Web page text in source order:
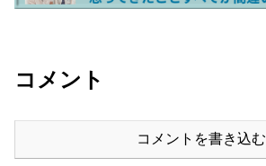
コメント
コメントを書き込む